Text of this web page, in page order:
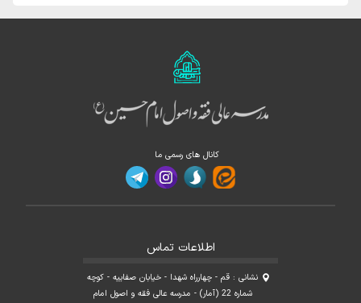
کانال های رسمی ما
اطلاعات تماس
نشانی : قم - چهارراه شهدا - خیابان صفاییه - کوچه
شماره 22 (آمار) - مدرسه عالی فقه و اصول امام